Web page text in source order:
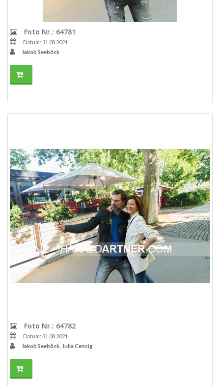
Foto Nr.: 64781
Datum: 31.08.2021
Jakob Seeböck
Foto Nr.: 64782
Datum: 31.08.2021
Jakob Seeböck, Julia Cencig